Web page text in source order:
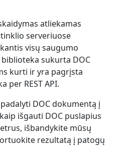
atliekamas
serveriuose
visų saugumo
sukurta DOC
kurti ir yra pagrįsta
per REST API.
DOC dokumentą į
išgauti DOC puslapius
išbandykite mūsų
rezultatą į patogų